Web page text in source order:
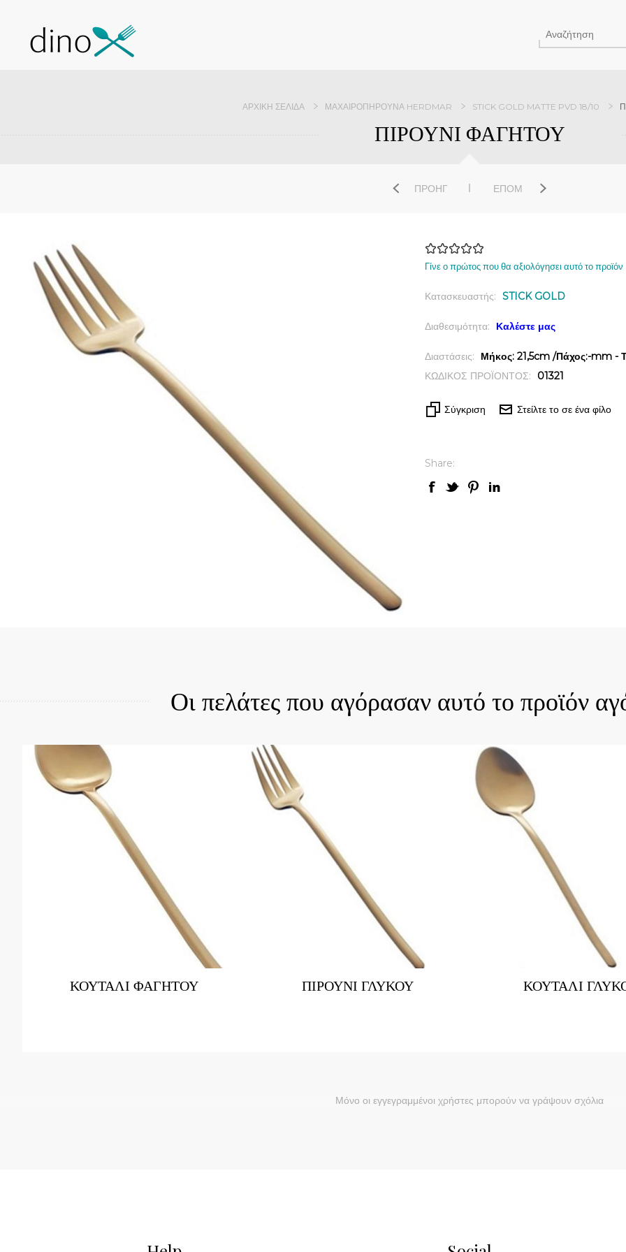
ΑΡΧΙΚΉ ΣΕΛΊΔΑ ΜΑΧΑΙΡΟΠΉΡΟΥΝΑ HERDMAR STICK GOLD MATTE PVD 18/10
ΠΙΡΟΥΝΙ ΦΑΓΗΤΟΥ
ΠΡΟΗΓ ΕΠΌΜ
Γίνε ο πρώτος που θα αξιολόγησει αυτό το προϊόν
Κατασκευαστής: STICK GOLD
Διαθεσιμότητα: Καλέστε μας
Διαστάσεις:
Μήκος: 21,5cm /Πάχος:-mm -
ΚΩΔΙΚΟΣ ΠΡΟΪΟΝΤΟΣ:
01321
Σύγκριση Στείλτε το σε ένα φίλο
Share:
Οι πελάτες που αγόρασαν αυτό το προϊόν
ΚΟΥΤΑΛΙ ΦΑΓΗΤΟΥ ΠΙΡΟΥΝΙ ΓΛΥΚΟΥ ΚΟΥΤΑΛΙ
Μόνο οι εγγεγραμμένοι χρήστες μπορούν να γράψουν σχόλια